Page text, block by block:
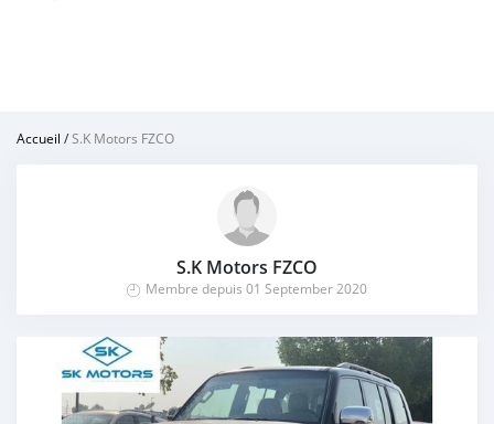
Accueil /S.K Motors FZCO
S.K Motors FZCO
Membre depuis 01 September 2020